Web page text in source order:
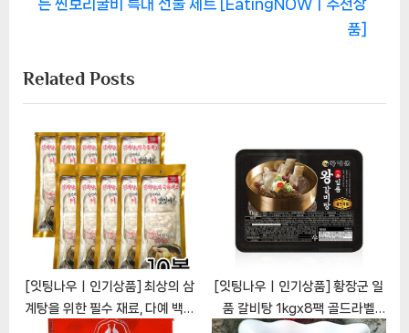
색
u
s
P
o
s
t
:
P
o
s
t
:
는 찐보리굴비 특대 선물 세트 [EatingNOWㅣ추천상
품]
Related Posts
[잇팅나우ㅣ인기상품] 최상의 삼
계탕을 위한 필수 재료, 다예 백숙
삼계탕 재료 두마리용
[잇팅나우ㅣ인기상품] 황장군 일
품 갈비탕 1kgx8팩 골드라벨
[EatingNOWㅣ추천상품]